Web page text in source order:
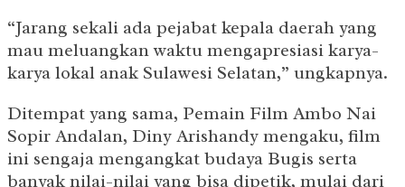
“Jarang sekali ada pejabat kepala daerah yang
mau meluangkan waktu mengapresiasi karya-
karya lokal anak Sulawesi Selatan,” ungkapnya.
Ditempat yang sama, Pemain Film Ambo Nai
Sopir Andalan, Diny Arishandy mengaku, film
ini sengaja mengangkat budaya Bugis serta
banyak nilai-nilai yang bisa dipetik, mulai dari